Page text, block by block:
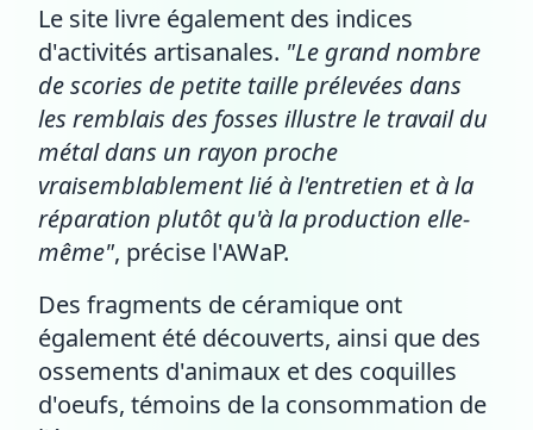
Le site livre également des indices
d'activités artisanales. "Le grand nombre
de scories de petite taille prélevées dans
les remblais des fosses illustre le travail du
métal dans un rayon proche
vraisemblablement lié à l'entretien et à la
réparation plutôt qu'à la production elle-
même", précise l'AWaP.
Des fragments de céramique ont
également été découverts, ainsi que des
ossements d'animaux et des coquilles
d'oeufs, témoins de la consommation de